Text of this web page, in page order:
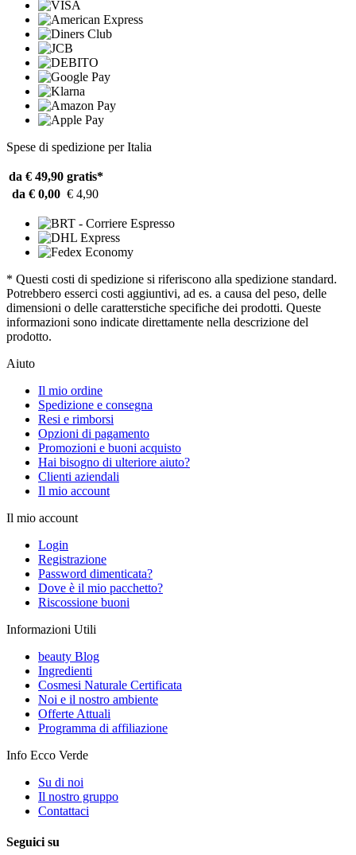
Spese di spedizione per Italia
da € 49,90 gratis*
da € 0,00 € 4,90
* Questi costi di spedizione si riferiscono alla spedizione standard.
Potrebbero esserci costi aggiuntivi, ad es. a causa del peso, delle
dimensioni o delle caratterstiche specifiche dei prodotti. Queste
informazioni sono indicate direttamente nella descrizione del
prodotto.
Aiuto
Il mio ordine
Spedizione e consegna
Resi e rimborsi
Opzioni di pagamento
Promozioni e buoni acquisto
Hai bisogno di ulteriore aiuto?
Clienti aziendali
Il mio account
Il mio account
Login
Registrazione
Password dimenticata?
Dove è il mio pacchetto?
Riscossione buoni
Informazioni Utili
beauty Blog
Ingredienti
Cosmesi Naturale Certificata
Noi e il nostro ambiente
Offerte Attuali
Programma di affiliazione
Info Ecco Verde
Su di noi
Il nostro gruppo
Contattaci
Seguici su